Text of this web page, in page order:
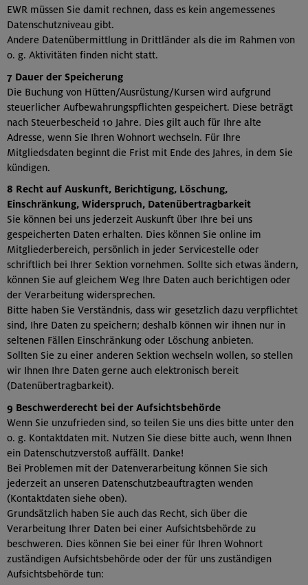
EWR müssen Sie damit rechnen, dass es kein angemessenes
Datenschutzniveau gibt.
Andere Datenübermittlung in Drittländer als die im Rahmen von
o. g. Aktivitäten finden nicht statt.
7 Dauer der Speicherung
Die Buchung von Hütten/Ausrüstung/Kursen wird aufgrund
steuerlicher Aufbewahrungspflichten gespeichert. Diese beträgt
nach Steuerbescheid 10 Jahre. Dies gilt auch für Ihre alte
Adresse, wenn Sie Ihren Wohnort wechseln. Für Ihre
Mitgliedsdaten beginnt die Frist mit Ende des Jahres, in dem Sie
kündigen.
8 Recht auf Auskunft, Berichtigung, Löschung,
Einschränkung, Widerspruch, Datenübertragbarkeit
Sie können bei uns jederzeit Auskunft über Ihre bei uns
gespeicherten Daten erhalten. Dies können Sie online im
Mitgliederbereich, persönlich in jeder Servicestelle oder
schriftlich bei Ihrer Sektion vornehmen. Sollte sich etwas ändern,
können Sie auf gleichem Weg Ihre Daten auch berichtigen oder
der Verarbeitung widersprechen.
Bitte haben Sie Verständnis, dass wir gesetzlich dazu verpflichtet
sind, Ihre Daten zu speichern; deshalb können wir ihnen nur in
seltenen Fällen Einschränkung oder Löschung anbieten.
Sollten Sie zu einer anderen Sektion wechseln wollen, so stellen
wir Ihnen Ihre Daten gerne auch elektronisch bereit
(Datenübertragbarkeit).
9 Beschwerderecht bei der Aufsichtsbehörde
Wenn Sie unzufrieden sind, so teilen Sie uns dies bitte unter den
o. g. Kontaktdaten mit. Nutzen Sie diese bitte auch, wenn Ihnen
ein Datenschutzverstoß auffällt. Danke!
Bei Problemen mit der Datenverarbeitung können Sie sich
jederzeit an unseren Datenschutzbeauftragten wenden
(Kontaktdaten siehe oben).
Grundsätzlich haben Sie auch das Recht, sich über die
Verarbeitung Ihrer Daten bei einer Aufsichtsbehörde zu
beschweren. Dies können Sie bei einer für Ihren Wohnort
zuständigen Aufsichtsbehörde oder der für uns zuständigen
Aufsichtsbehörde tun: